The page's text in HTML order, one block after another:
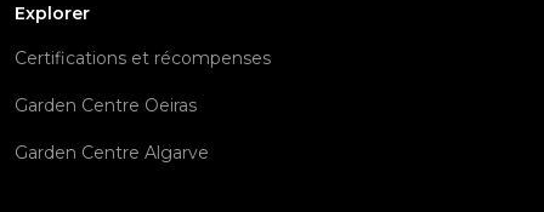
Explorer
Certifications et récompenses
Garden Centre Oeiras
Garden Centre Algarve